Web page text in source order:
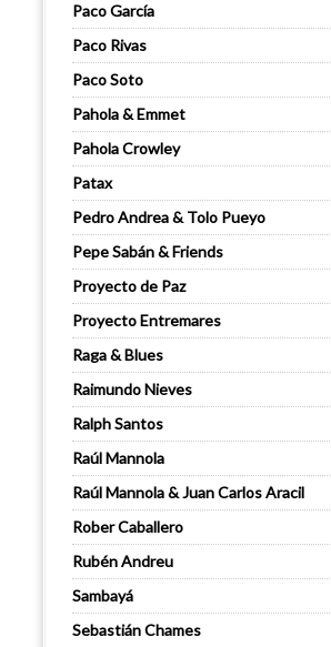
Paco García
Paco Rivas
Paco Soto
Pahola & Emmet
Pahola Crowley
Patax
Pedro Andrea & Tolo Pueyo
Pepe Sabán & Friends
Proyecto de Paz
Proyecto Entremares
Raga & Blues
Raimundo Nieves
Ralph Santos
Raúl Mannola
Raúl Mannola & Juan Carlos Aracil
Rober Caballero
Rubén Andreu
Sambayá
Sebastián Chames